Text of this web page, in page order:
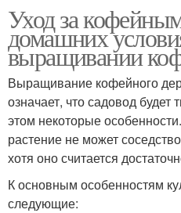
Уход за
домашних
выращивании
Выращивание кофейного
означает, что садовод
этом некоторые
растение не может
хотя оно считается
К основным особенностям
следующие: